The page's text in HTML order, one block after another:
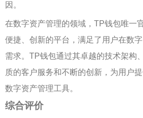
因。
在数字资产管理的领域，TP钱包唯一
便捷、创新的平台，满足了用户在数
需求。TP钱包通过其卓越的技术架构
质的客户服务和不断的创新，为用户
数字资产管理工具。
综合评价